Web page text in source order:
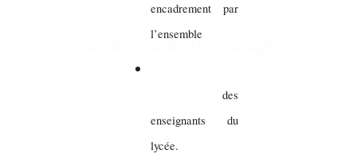
encadrement par
l’ensemble
des
enseignants du
lycée.
Laissez-nous un message